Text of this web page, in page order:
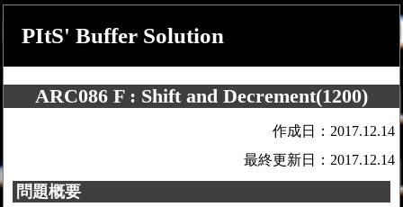
PItS' Buffer Solution
ARC086 F : Shift and Decrement(1200)
作成日：2017.12.14
最終更新日：2017.12.14
問題概要